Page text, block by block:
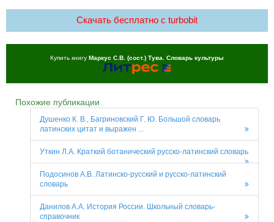
Скачать бесплатно c turbobit
Купить книгу Маркус С.В. (сост.) Тува. Словарь культуры
Похожие публикации
Душенко К. В., Багриновский Г. Ю. Большой словарь
латинских цитат и выражен ...
Уткин Л.А. Краткий ботанический русско-латинский словарь
Подосинов А.В. Латинско-русский и русско-латинский
словарь
Данилов А.А. История России. Школьный словарь-
справочник